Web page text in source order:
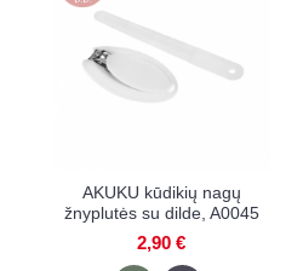
AKUKU kūdikių nagų
žnyplutės su dilde, A0045
2,90 €